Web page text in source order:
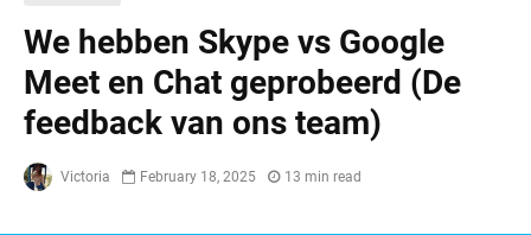
We hebben Skype vs Google
Meet en Chat geprobeerd (De
feedback van ons team)
Victoria February 18, 2025 13 min read